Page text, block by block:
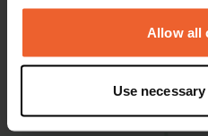
any time from the Cookie
the Privacy trigger icon.
Collect information
which can be accurate
Allow all
Use
middag wandelen in het
zoveel te zien en te doen,
camperplaats in Markelo